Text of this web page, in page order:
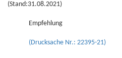
(Stand:31.08.2021)
Empfehlung
(Drucksache Nr.: 22395-21)